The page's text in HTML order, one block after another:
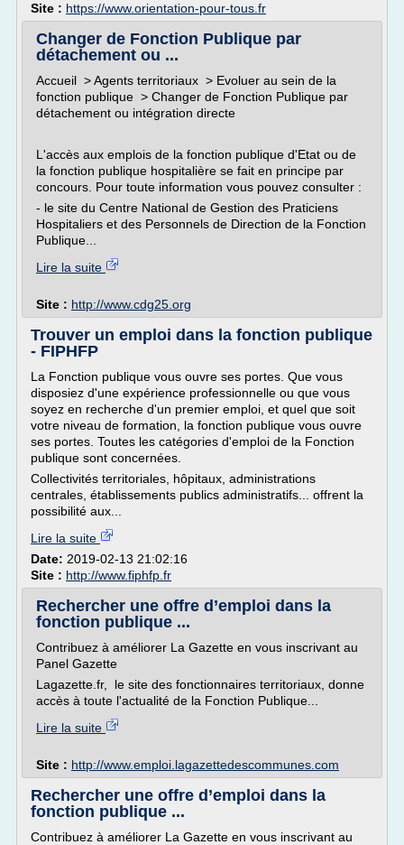
Site : https://www.orientation-pour-tous.fr
Changer de Fonction Publique par
détachement ou ...
Accueil > Agents territoriaux > Evoluer au sein de la
fonction publique > Changer de Fonction Publique par
détachement ou intégration directe
L'accès aux emplois de la fonction publique d'Etat ou de
la fonction publique hospitalière se fait en principe par
concours. Pour toute information vous pouvez consulter :
- le site du Centre National de Gestion des Praticiens
Hospitaliers et des Personnels de Direction de la Fonction
Publique...
Lire la suite
Site : http://www.cdg25.org
Trouver un emploi dans la fonction publique
- FIPHFP
La Fonction publique vous ouvre ses portes. Que vous
disposiez d'une expérience professionnelle ou que vous
soyez en recherche d'un premier emploi, et quel que soit
votre niveau de formation, la fonction publique vous ouvre
ses portes. Toutes les catégories d'emploi de la Fonction
publique sont concernées.
Collectivités territoriales, hôpitaux, administrations
centrales, établissements publics administratifs... offrent la
possibilité aux...
Lire la suite
Date: 2019-02-13 21:02:16
Site : http://www.fiphfp.fr
Rechercher une offre d’emploi dans la
fonction publique ...
Contribuez à améliorer La Gazette en vous inscrivant au
Panel Gazette
Lagazette.fr, le site des fonctionnaires territoriaux, donne
accès à toute l'actualité de la Fonction Publique...
Lire la suite
Site : http://www.emploi.lagazettedescommunes.com
Rechercher une offre d’emploi dans la
fonction publique ...
Contribuez à améliorer La Gazette en vous inscrivant au